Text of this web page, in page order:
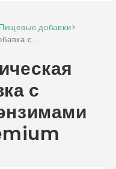
Пищевые добавки>
с
с